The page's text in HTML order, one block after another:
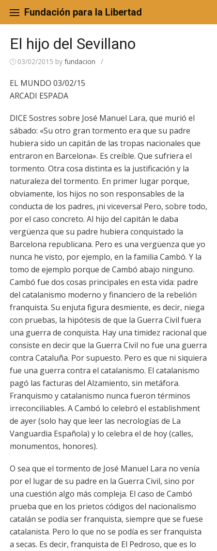
content
Fundación para la Libertad
El hijo del Sevillano
03/02/2015 by fundacion /
EL MUNDO 03/02/15
ARCADI ESPADA
DICE Sostres sobre José Manuel Lara, que murió el
sábado: «Su otro gran tormento era que su padre
hubiera sido un capitán de las tropas nacionales que
entraron en Barcelona». Es creíble. Que sufriera el
tormento. Otra cosa distinta es la justificación y la
naturaleza del tormento. En primer lugar porque,
obviamente, los hijos no son responsables de la
conducta de los padres, ¡ni viceversa! Pero, sobre todo,
por el caso concreto. Al hijo del capitán le daba
vergüenza que su padre hubiera conquistado la
Barcelona republicana. Pero es una vergüenza que yo
nunca he visto, por ejemplo, en la familia Cambó. Y la
tomo de ejemplo porque de Cambó abajo ninguno.
Cambó fue dos cosas principales en esta vida: padre
del catalanismo moderno y financiero de la rebelión
franquista. Su enjuta figura desmiente, es decir, niega
con pruebas, la hipótesis de que la Guerra Civil fuera
una guerra de conquista. Hay una timidez racional que
consiste en decir que la Guerra Civil no fue una guerra
contra Cataluña. Por supuesto. Pero es que ni siquiera
fue una guerra contra el catalanismo. El catalanismo
pagó las facturas del Alzamiento, sin metáfora.
Franquismo y catalanismo nunca fueron términos
irreconciliables. A Cambó lo celebró el establishment
de ayer (solo hay que leer las necrologías de La
Vanguardia Española) y lo celebra el de hoy (calles,
monumentos, honores).
O sea que el tormento de José Manuel Lara no venía
por el lugar de su padre en la Guerra Civil, sino por
una cuestión algo más compleja. El caso de Cambó
prueba que en los prietos códigos del nacionalismo
catalán se podía ser franquista, siempre que se fuese
catalanista. Pero lo que no se podía es ser franquista
a secas. Es decir, franquista de El Pedroso, que es lo